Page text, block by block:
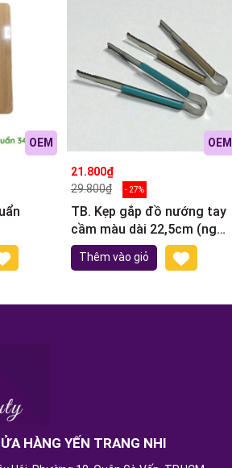
OEM OEM
21.800₫
29.800₫
- 27%
TB. Kẹp gắp đồ nướng tay
cầm màu dài 22,5cm (ngẫu
nhiên)
Thêm vào giỏ
HÀNG YẾN TRANG NHI